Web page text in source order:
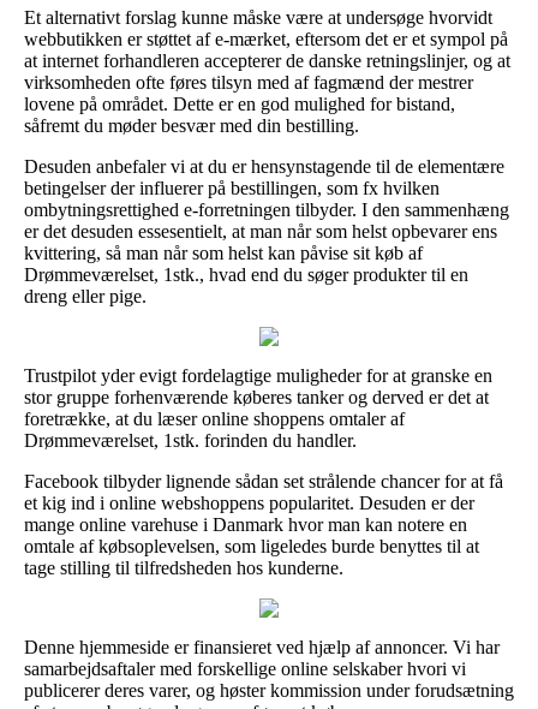
Et alternativt forslag kunne måske være at undersøge hvorvidt
webbutikken er støttet af e-mærket, eftersom det er et sympol på
at internet forhandleren accepterer de danske retningslinjer, og at
virksomheden ofte føres tilsyn med af fagmænd der mestrer
lovene på området. Dette er en god mulighed for bistand,
såfremt du møder besvær med din bestilling.
Desuden anbefaler vi at du er hensynstagende til de elementære
betingelser der influerer på bestillingen, som fx hvilken
ombytningsrettighed e-forretningen tilbyder. I den sammenhæng
er det desuden essesentielt, at man når som helst opbevarer ens
kvittering, så man når som helst kan påvise sit køb af
Drømmeværelset, 1stk., hvad end du søger produkter til en
dreng eller pige.
Trustpilot yder evigt fordelagtige muligheder for at granske en
stor gruppe forhenværende køberes tanker og derved er det at
foretrække, at du læser online shoppens omtaler af
Drømmeværelset, 1stk. forinden du handler.
Facebook tilbyder lignende sådan set strålende chancer for at få
et kig ind i online webshoppens popularitet. Desuden er der
mange online varehuse i Danmark hvor man kan notere en
omtale af købsoplevelsen, som ligeledes burde benyttes til at
tage stilling til tilfredsheden hos kunderne.
Denne hjemmeside er finansieret ved hjælp af annoncer. Vi har
samarbejdsaftaler med forskellige online selskaber hvori vi
publicerer deres varer, og høster kommission under forudsætning